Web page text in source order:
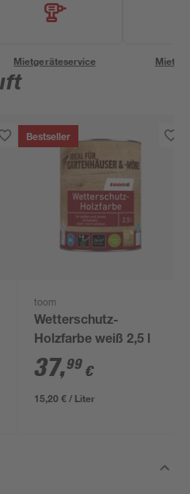
Mietgeräteservice
Bestseller
toom
Wetterschutz-
Holzfarbe weiß 2,5 l
37,99 €
15,20 € / Liter